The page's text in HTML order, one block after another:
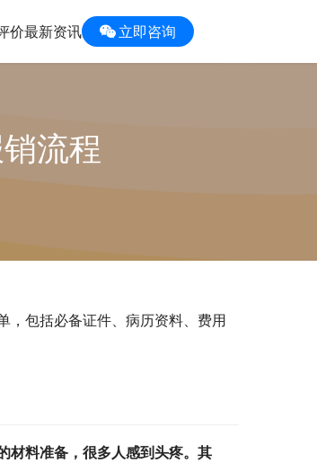
价最新资讯 立即咨询
流程
，包括必备证件、病历资料、费用
材料准备，很多人感到头疼。其